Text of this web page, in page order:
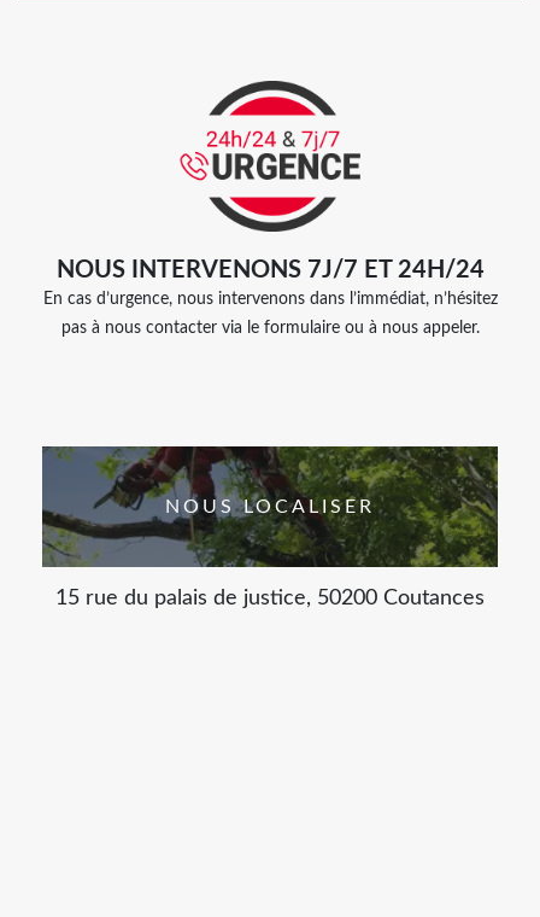
NOUS INTERVENONS 7J/7 ET 24H/24
En cas d’urgence, nous intervenons dans l’immédiat, n’hésitez
pas à nous contacter via le formulaire ou à nous appeler.
NOUS LOCALISER
15 rue du palais de justice, 50200 Coutances